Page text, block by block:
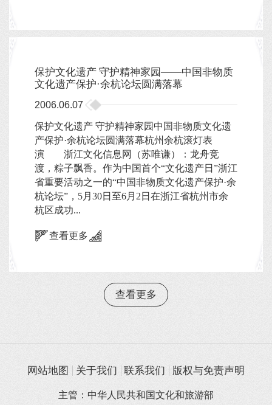
保护文化遗产 守护精神家园——中国非物质
文化遗产保护·余杭论坛圆满落幕
2006.06.07
保护文化遗产 守护精神家园中国非物质文化遗
产保护·余杭论坛圆满落幕杭州余杭滚灯表
演 浙江文化信息网（苏唯谦）：龙舟竞
渡，粽子飘香。作为中国首个“文化遗产日”浙江
省重要活动之一的“中国非物质文化遗产保护·余
杭论坛”，5月30日至6月2日在浙江省杭州市余
杭区成功...
查看更多
查看更多
网站地图 关于我们 联系我们 版权与免责声明
主管：中华人民共和国文化和旅游部